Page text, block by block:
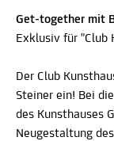
Get-together mit
Exklusiv für "Club
Der Club
Steiner ein! Bei
des Kunsthauses
Neugestaltung